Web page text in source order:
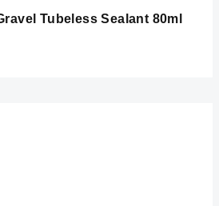
Tubeless Sealant 80ml